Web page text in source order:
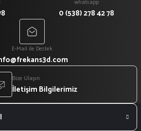
whatsapp
0 (538) 278 42 78
E-Mail ile Destek
Bize Ulaşın
İletişim Bilgilerimiz